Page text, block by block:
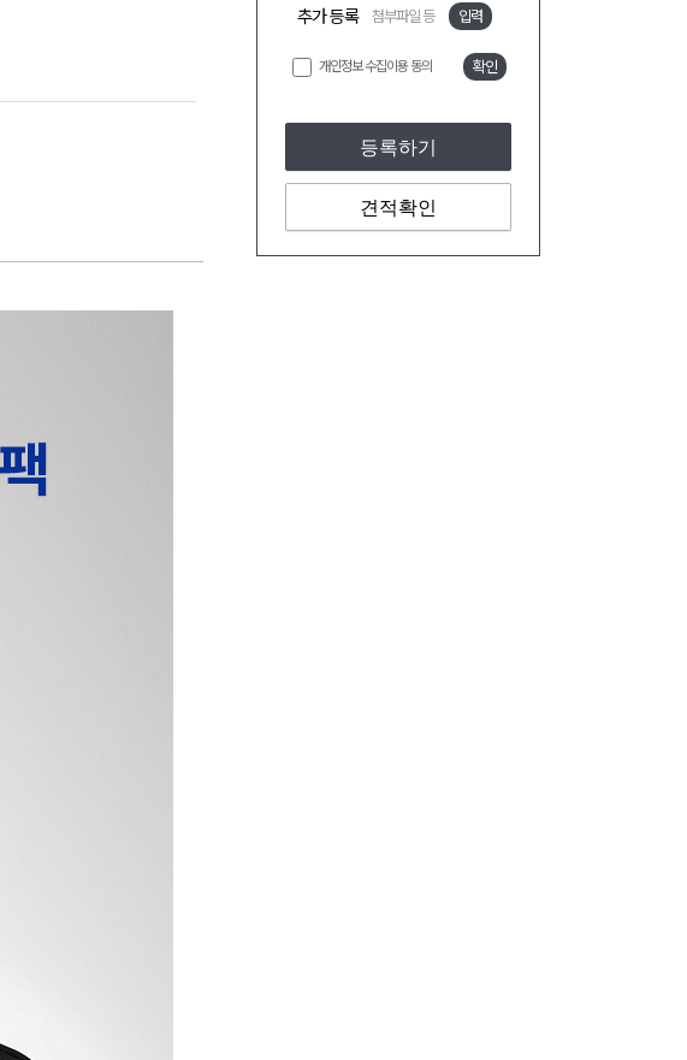
추가 등록 첨부파일 등 입력
개인정보 수집이용 동의 확인
등록하기
견적확인